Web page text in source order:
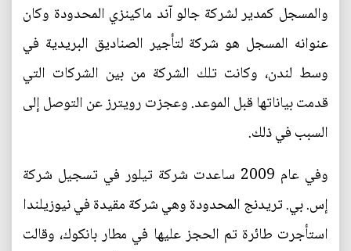
والمسجل كمدير لشركة جالو آند ماكينزي المحدودة وكان
عنوانه المسجل هو شركة لتأجير الصناديق البريدية في
وسط لندن، وكانت تلك الشركة من بين الشركات التي
قدمت بياناتها قبل الموعد. وعجزت رويترز عن التوصل إلى
السبب في ذلك.
وفي عام 2009 ساعدت شركة تيلور في تسجيل شركة
إس. بي. تريدنج المحدودة وهي شركة مقيدة في نيوزيلندا
استأجرت طائرة تم الحجز عليها في مطار بانكوك، وقالت